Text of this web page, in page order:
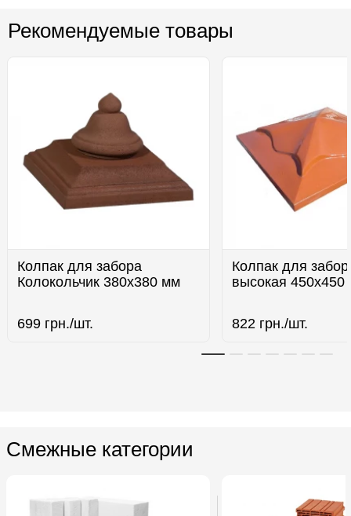
Рекомендуемые товары
Колпак для забора
Колокольчик 380х380 мм
699 грн./шт.
Колпак для
высокая 450х450
822 грн./шт.
Смежные категории